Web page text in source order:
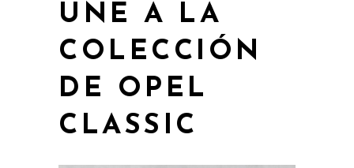
UNE A LA
COLECCIÓN
DE OPEL
CLASSIC